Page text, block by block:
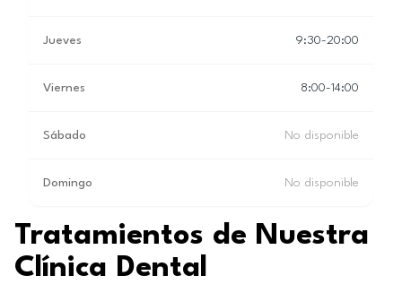
Jueves 9:30-20:00
Viernes 8:00-14:00
Sábado No disponible
Domingo No disponible
Tratamientos de Nuestra
Clínica Dental